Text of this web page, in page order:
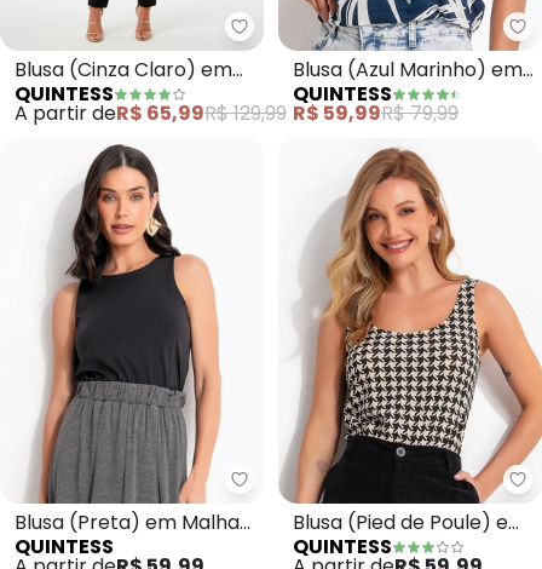
Quintess - Blusa (Cinza Claro)
Blusa (Cinza Claro) em
Cetim
QUINTESS
A partir deR$ 65,99R$ 129,99
Blusa (Azul Marinho) em
Malha de Viscose
QUINTESS
R$ 59,99R$ 79,99
Quintess - Blusa (Preta) em
Blusa (Preta) em Malha
de Compressão
QUINTESS
Blusa (Pied de Poule) em
Malha de Viscose
QUINTESS